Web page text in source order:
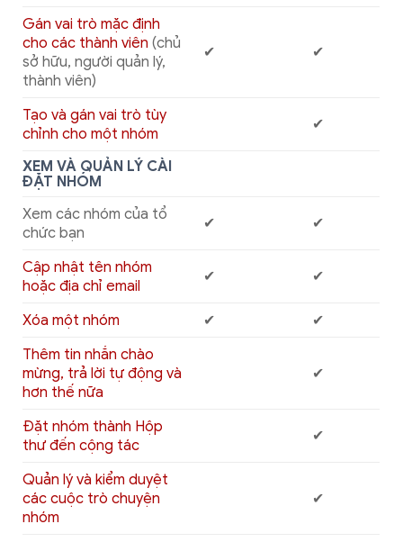
Gán vai trò mặc định
cho các thành viên (chủ
sở hữu, người quản lý,
thành viên)
✔ ✔
Tạo và gán vai trò tùy
chỉnh cho một nhóm
✔
XEM VÀ QUẢN LÝ CÀI
ĐẶT NHÓM
Xem các nhóm của tổ
chức bạn
✔ ✔
Cập nhật tên nhóm
hoặc địa chỉ email
✔ ✔
Xóa một nhóm ✔
✔
Thêm tin nhắn chào
mừng, trả lời tự động và
hơn thế nữa
✔
Đặt nhóm thành Hộp
thư đến cộng tác
✔
Quản lý và kiểm duyệt
các cuộc trò chuyện
nhóm
✔